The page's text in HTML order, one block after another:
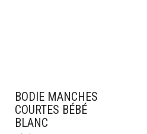
BODIE MANCHES
COURTES BÉBÉ
BLANC